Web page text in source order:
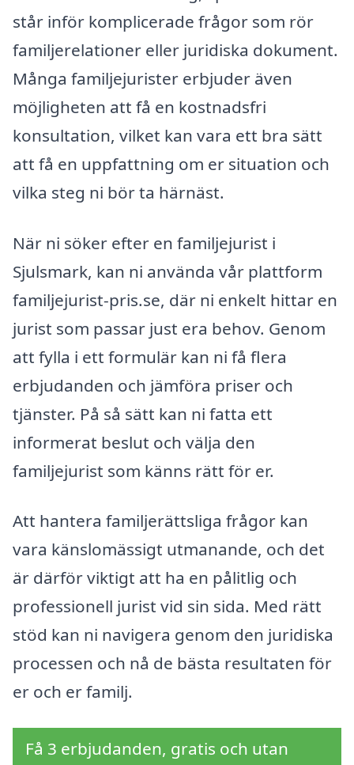
står inför komplicerade frågor som rör
familjerelationer eller juridiska dokument.
Många familjejurister erbjuder även
möjligheten att få en kostnadsfri
konsultation, vilket kan vara ett bra sätt
att få en uppfattning om er situation och
vilka steg ni bör ta härnäst.
När ni söker efter en familjejurist i
Sjulsmark, kan ni använda vår plattform
familjejurist-pris.se, där ni enkelt hittar en
jurist som passar just era behov. Genom
att fylla i ett formulär kan ni få flera
erbjudanden och jämföra priser och
tjänster. På så sätt kan ni fatta ett
informerat beslut och välja den
familjejurist som känns rätt för er.
Att hantera familjerättsliga frågor kan
vara känslomässigt utmanande, och det
är därför viktigt att ha en pålitlig och
professionell jurist vid sin sida. Med rätt
stöd kan ni navigera genom den juridiska
processen och nå de bästa resultaten för
er och er familj.
Få 3 erbjudanden, gratis och utan